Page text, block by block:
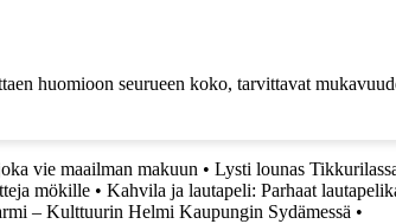
huomioon seurueen koko, tarvittavat
vie maailman makuun • Lysti lounas
mökille • Kahvila ja lautapeli: Parhaat
– Kulttuurin Helmi Kaupungin Sydämessä •